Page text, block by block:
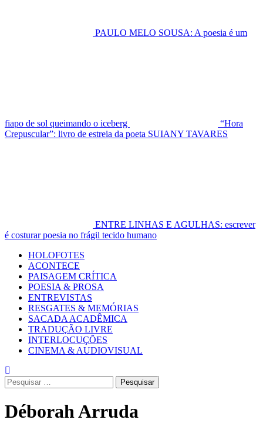
PAULO MELO SOUSA: A poesia é um
fiapo de sol queimando o iceberg
“Hora
Crepuscular”: livro de estreia da poeta SUIANY TAVARES
ENTRE LINHAS E AGULHAS: escrever
é costurar poesia no frágil tecido humano
Primary
Menu
HOLOFOTES
ACONTECE
PAISAGEM CRÍTICA
POESIA & PROSA
ENTREVISTAS
RESGATES & MEMÓRIAS
SACADA ACADÊMICA
TRADUÇÃO LIVRE
INTERLOCUÇÕES
CINEMA & AUDIOVISUAL
Pesquisar
por:
Déborah Arruda